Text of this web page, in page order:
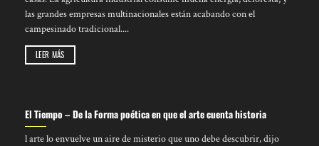
las grandes empresas multinacionales están acabando con el
campesinado tradicional....
LEER MÁS
El Tiempo – De la Forma poética en que el arte cuenta historia
l arte lo envuelve un aire de misterio que uno debe descubrir, dijo